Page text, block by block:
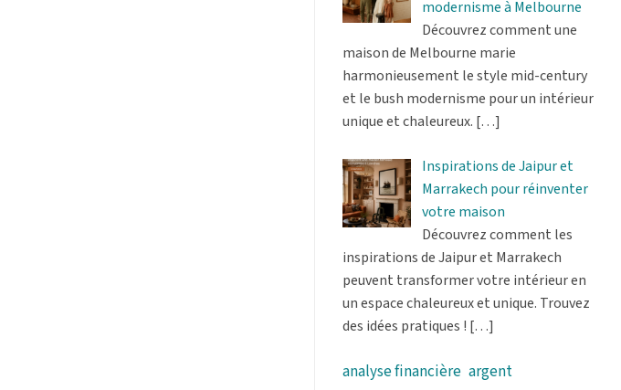
modernisme à Melbourne
Découvrez comment une
maison de Melbourne marie
harmonieusement le style mid-century
et le bush modernisme pour un intérieur
unique et chaleureux. […]
Inspirations de Jaipur et
Marrakech pour réinventer
votre maison
Découvrez comment les
inspirations de Jaipur et Marrakech
peuvent transformer votre intérieur en
un espace chaleureux et unique. Trouvez
des idées pratiques ! […]
analyse financière argent